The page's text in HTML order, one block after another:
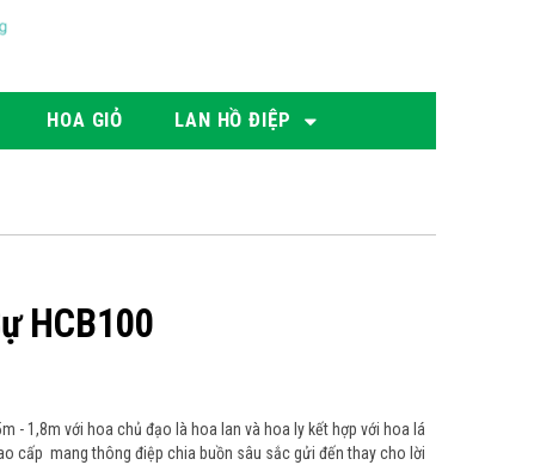
HOA GIỎ LAN HỒ ĐIỆP
HCB100
- 1,8m với hoa chủ đạo là hoa lan và hoa ly kết hợp với hoa lá
cấp mang thông điệp chia buồn sâu sắc gửi đến thay cho lời